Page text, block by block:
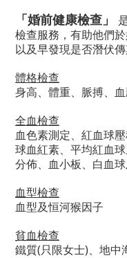
「婚前健康檢查」
檢查服務，有助他們
以及早發現是否潛伏
體格檢查
身高、體重、脈搏、
全血檢查
血色素測定、紅血球
球血紅素、平均紅血
分佈、血小板、白血
血型檢查
血型及恒河猴因子
貧血檢查
鐵質(只限女士)、地中